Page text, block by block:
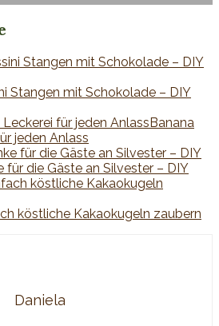
Stangen mit Schokolade – DIY
Banana
jeden Anlass
für die Gäste an Silvester – DIY
köstliche Kakaokugeln zaubern
Daniela